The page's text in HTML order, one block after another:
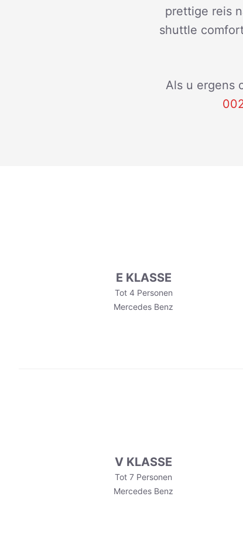
prettige reis
shuttle
Als u ergens
E KLASSE
Tot 4 Personen
Mercedes Benz
V KLASSE
Tot 7 Personen
Mercedes Benz